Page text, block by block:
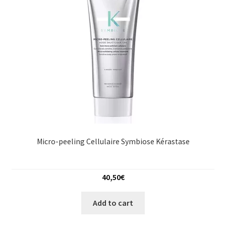
Micro-peeling Cellulaire Symbiose Kérastase
40,50€
Add to cart